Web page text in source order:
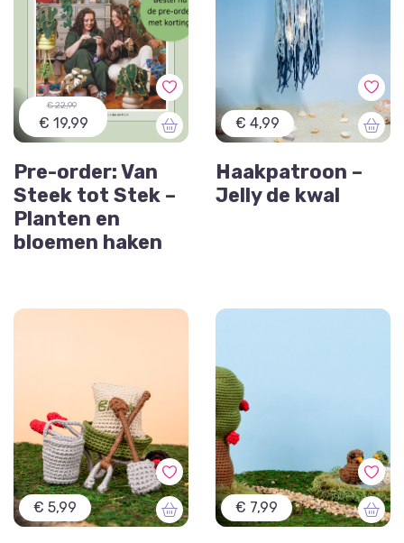
€ 22,99
€ 19,99
Pre-order: Van
Steek tot Stek –
Planten en
bloemen haken
€ 4,99
Haakpatroon –
Jelly de kwal
€ 5,99 € 7,99